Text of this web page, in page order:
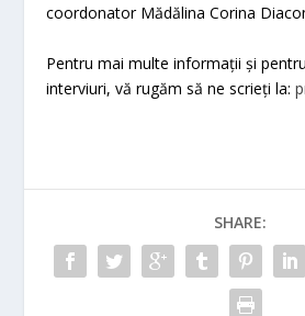
coordonator Mădălina Corina
Pentru mai multe informații și
interviuri, vă rugăm să ne scrieți la:
SHARE: